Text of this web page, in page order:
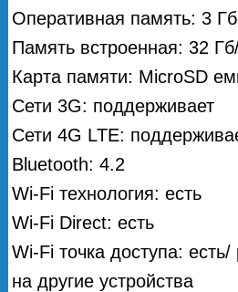
Оперативная память: 3 Гб
Память встроенная: 32
Карта памяти: MicroSD
Сети 3G: поддерживает
Сети 4G LTE:
Bluetooth: 4.2
Wi-Fi технология: есть
Wi-Fi Direct: есть
Wi-Fi точка доступа: есть/
на другие устройства